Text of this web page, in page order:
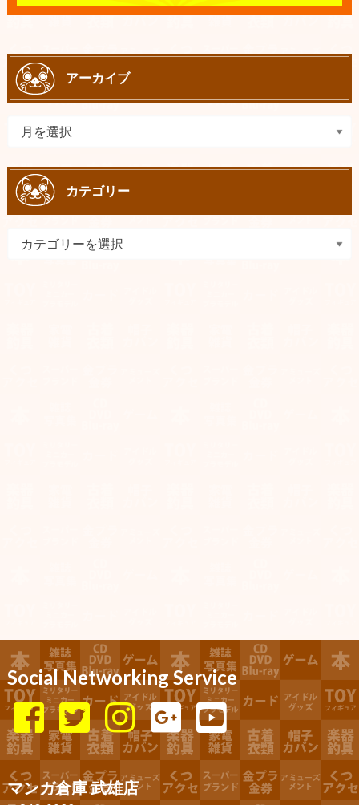
アーカイブ
カテゴリー
Social Networking Service
マンガ倉庫 武雄店